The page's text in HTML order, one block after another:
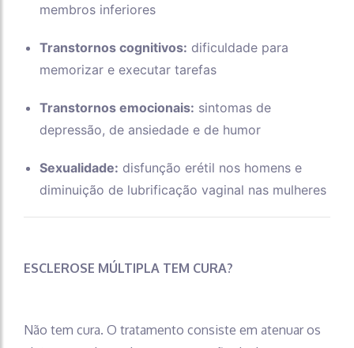
membros inferiores
Transtornos cognitivos: dificuldade para
memorizar e executar tarefas
Transtornos emocionais: sintomas de
depressão, de ansiedade e de humor
Sexualidade: disfunção erétil nos homens e
diminuição de lubrificação vaginal nas mulheres
ESCLEROSE MÚLTIPLA TEM CURA?
Não tem cura. O tratamento consiste em atenuar os